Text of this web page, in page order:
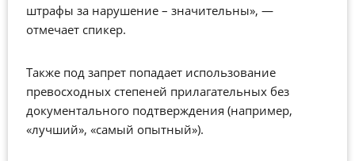
штрафы за нарушение – значительны», —
отмечает спикер.
Также под запрет попадает использование
превосходных степеней прилагательных без
документального подтверждения (например,
«лучший», «самый опытный»).